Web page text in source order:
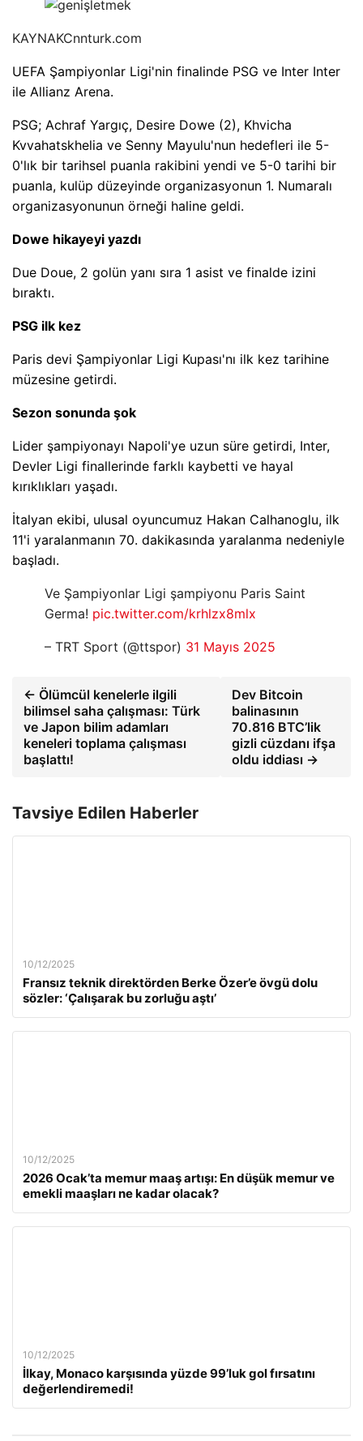
KAYNAKCnnturk.com
UEFA Şampiyonlar Ligi'nin finalinde PSG ve Inter Inter
ile Allianz Arena.
PSG; Achraf Yargıç, Desire Dowe (2), Khvicha
Kvvahatskhelia ve Senny Mayulu'nun hedefleri ile 5-
0'lık bir tarihsel puanla rakibini yendi ve 5-0 tarihi bir
puanla, kulüp düzeyinde organizasyonun 1. Numaralı
organizasyonunun örneği haline geldi.
Dowe hikayeyi yazdı
Due Doue, 2 golün yanı sıra 1 asist ve finalde izini
bıraktı.
PSG ilk kez
Paris devi Şampiyonlar Ligi Kupası'nı ilk kez tarihine
müzesine getirdi.
Sezon sonunda şok
Lider şampiyonayı Napoli'ye uzun süre getirdi, Inter,
Devler Ligi finallerinde farklı kaybetti ve hayal
kırıklıkları yaşadı.
İtalyan ekibi, ulusal oyuncumuz Hakan Calhanoglu, ilk
11'i yaralanmanın 70. dakikasında yaralanma nedeniyle
başladı.
Ve Şampiyonlar Ligi şampiyonu Paris Saint
Germa! pic.twitter.com/krhlzx8mlx
– TRT Sport (@ttspor) 31 Mayıs 2025
← Ölümcül kenelerle ilgili
bilimsel saha çalışması: Türk
ve Japon bilim adamları
keneleri toplama çalışması
başlattı!
Dev Bitcoin
balinasının
70.816 BTC’lik
gizli cüzdanı ifşa
oldu iddiası →
Tavsiye Edilen Haberler
10/12/2025
Fransız teknik direktörden Berke Özer’e övgü dolu
sözler: ‘Çalışarak bu zorluğu aştı’
10/12/2025
2026 Ocak’ta memur maaş artışı: En düşük memur ve
emekli maaşları ne kadar olacak?
10/12/2025
İlkay, Monaco karşısında yüzde 99’luk gol fırsatını
değerlendiremedi!